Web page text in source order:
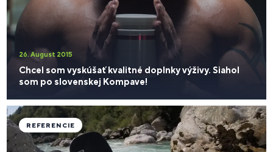
26. August 2015
Chcel som vyskúšať kvalitné doplnky výživy. Siahol
som po slovenskej Kompave!
REFERENCIE